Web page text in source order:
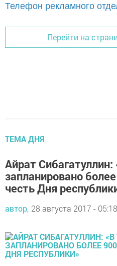
Телефон рекламного
Перейти на
ТЕМА ДНЯ
Айрат Сибагатуллин:
запланировано
честь Дня
автор, 28 августа 2017 - 05:18